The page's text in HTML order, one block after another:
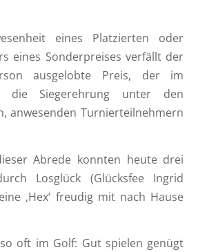
eines Platzierten oder
eines Sonderpreises verfällt der
ausgelobte Preis, der im
die Siegerehrung unter den
anwesenden Turnierteilnehmern
Abrede konnten heute drei
Losglück (Glücksfee Ingrid
‚Hex‘ freudig mit nach Hause
oft im Golf: Gut spielen genügt